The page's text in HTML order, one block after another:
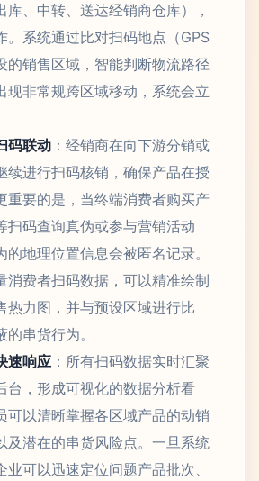
库、中转、送达经销商仓库），
。系统通过比对扫码地点（GPS
的销售区域，智能判断物流路径
现非常规跨区域移动，系统会立
码联动 ：经销商在向下游分销或
续进行扫码核销，确保产品在授
重要的是，当终端消费者购买产
扫码查询真伪或参与营销活动
地理位置信息会被匿名记录。
消费者扫码数据，可以精准绘制
热力图，并与预设区域进行比
串货行为。
速响应 ：所有扫码数据实时汇聚
台，形成可视化的数据分析看
可以清晰掌握各区域产品的动销
及潜在的串货风险点。一旦系统
可以迅速定位问题产品批次、